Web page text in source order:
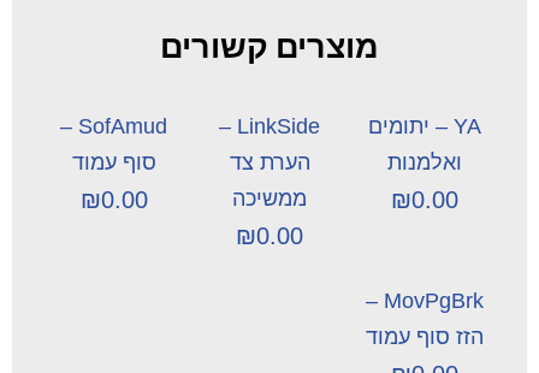
מוצרים קשורים
YA – יתומים
ואלמנות
₪0.00
LinkSide –
הערת צד
ממשיכה
₪0.00
SofAmud –
סוף עמוד
₪0.00
MovPgBrk –
הזז סוף עמוד